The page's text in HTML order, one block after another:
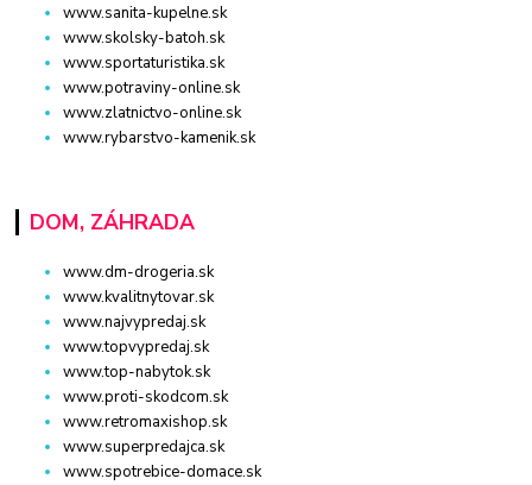
www.sanita-kupelne.sk
www.skolsky-batoh.sk
www.sportaturistika.sk
www.potraviny-online.sk
www.zlatnictvo-online.sk
www.rybarstvo-kamenik.sk
DOM, ZÁHRADA
www.dm-drogeria.sk
www.kvalitnytovar.sk
www.najvypredaj.sk
www.topvypredaj.sk
www.top-nabytok.sk
www.proti-skodcom.sk
www.retromaxishop.sk
www.superpredajca.sk
www.spotrebice-domace.sk